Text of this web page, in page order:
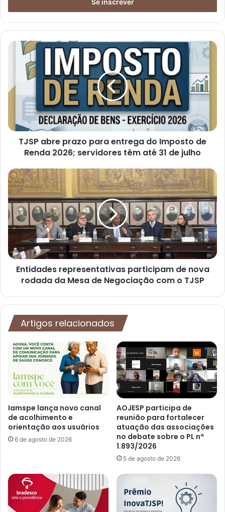
TJSP abre prazo para entrega do Imposto de
Renda 2026; servidores têm até 31 de julho
Entidades representativas participam de nova
rodada da Mesa de Negociação com o TJSP
Artigos relacionados
Iamspe lança novo canal
de acolhimento e
orientação aos usuários
6 de agosto de 2026
AOJESP participa de
reunião para fortalecer
atuação das associações
no debate sobre o PL nº
1.893/2026
5 de agosto de 2026